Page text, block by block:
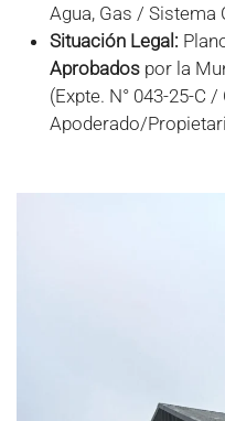
Agua, Gas / Sistema
Situación Legal:
Aprobados por la
(Expte. N° 043-25-C
Apoderado/